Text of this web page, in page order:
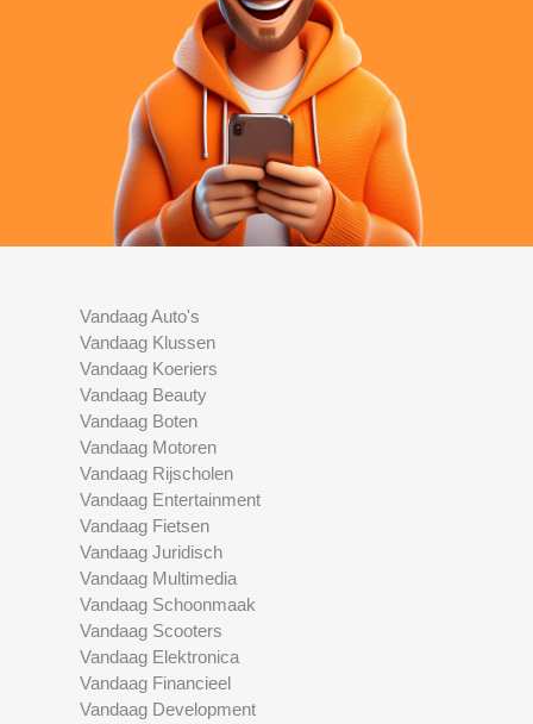
Vandaag Auto's
Vandaag Klussen
Vandaag Koeriers
Vandaag Beauty
Vandaag Boten
Vandaag Motoren
Vandaag Rijscholen
Vandaag Entertainment
Vandaag Fietsen
Vandaag Juridisch
Vandaag Multimedia
Vandaag Schoonmaak
Vandaag Scooters
Vandaag Elektronica
Vandaag Financieel
Vandaag Development